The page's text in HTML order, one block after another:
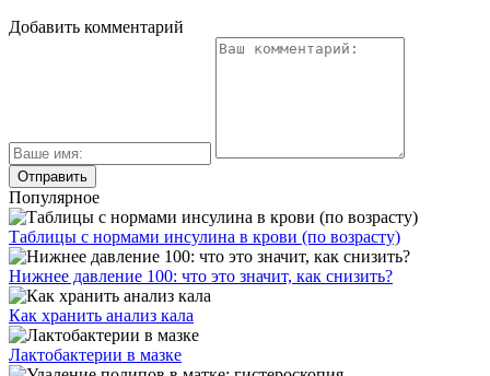
Добавить комментарий
Популярное
Таблицы с нормами инсулина в крови (по возрасту)
Нижнее давление 100: что это значит, как снизить?
Как хранить анализ кала
Лактобактерии в мазке